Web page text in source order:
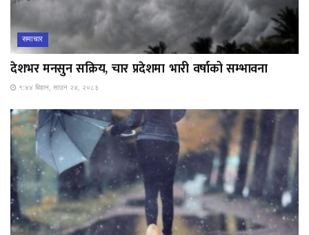
समाचार
देशभर मनसुन सक्रिय, चार प्रदेशमा भारी वर्षाको सम्भावना
१:४४ बिहान, साउन २४, २०८३